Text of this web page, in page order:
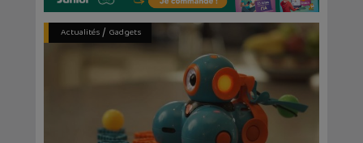
Actualités/ Gadgets